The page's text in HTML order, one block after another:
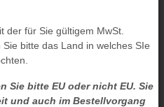
der für Sie gültigem MwSt.
bitte das Land in welches SIe
Sie bitte EU oder nicht EU. Sie
und auch im Bestellvorgang